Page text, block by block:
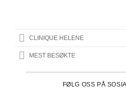
CLINIQUE HELENE
MEST BESØKTE
FØLG OSS PÅ